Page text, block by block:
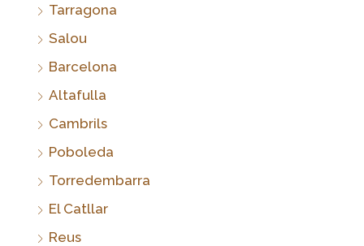
Tarragona
Salou
Barcelona
Altafulla
Cambrils
Poboleda
Torredembarra
El Catllar
Reus